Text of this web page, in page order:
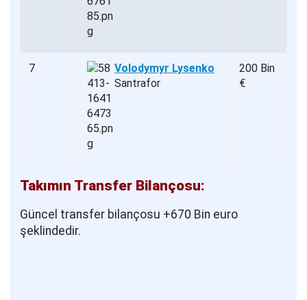
7
Volodymyr Lysenko
Santrafor
200 Bin
€
Takımın Transfer Bilançosu:
Güncel transfer bilançosu +670 Bin euro
şeklindedir.